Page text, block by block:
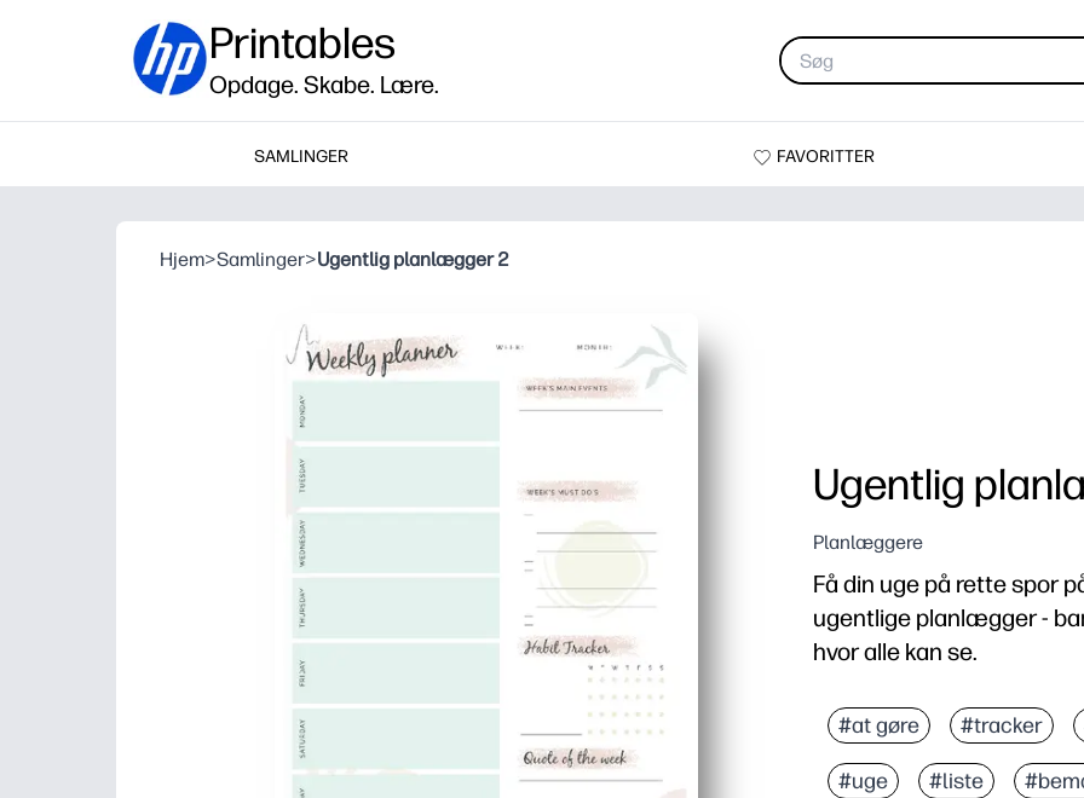
Printables
Opdage. Skabe. Lære.
SAMLINGER FAVORITTER
Hjem>Samlinger>Ugentlig planlægger 2
Ugentlig
Planlæggere
Få din uge på rette spor
ugentlige planlægger -
hvor alle kan se.
Opsætning uden
Klar ugentlig visning -
#at gøre #tracker
#uge #liste